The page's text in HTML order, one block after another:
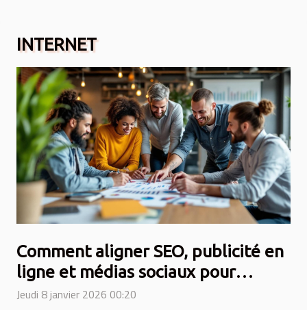
INTERNET
Comment aligner SEO, publicité en
ligne et médias sociaux pour
maximiser vos résultats ?
Jeudi 8 janvier 2026 00:20